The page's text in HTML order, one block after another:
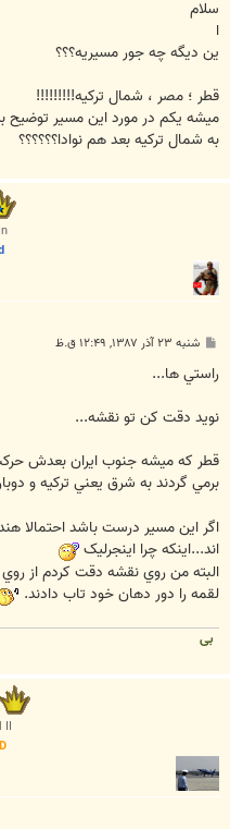
ت
سلام
ین دیگه چه جور مسیریه؟؟؟
قطر ؛ مصر ، شمال ترکیه!!!!!!!!!
میشه یکم در مورد این مسیر توضیح
به شمال ترکیه بعد هم نوادا؟؟؟؟؟؟
پ
ت
شنبه ۲۳ آذر ۱۳۸۷, ۱۲:۴۹ ق.ظ
راستي ها...
نويد دقت کن تو نقشه...
قطر که ميشه جنوب ايران بعدش
برمي گردند به شرق يعني ترکيه و
اگر اين مسير درست باشد احتمالا
اند...اينکه چرا اينجرليک
البته من روي نقشه دقت کردم از روي
لقمه را دور دهان خود تاب دادند.
بی
II